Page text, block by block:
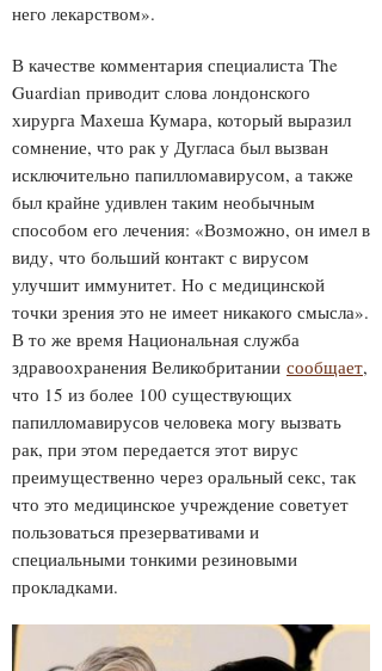
него лекарством».
В качестве комментария специалиста The
Guardian приводит слова лондонского
хирурга Махеша Кумара, который выразил
сомнение, что рак у Дугласа был вызван
исключительно папилломавирусом, а также
был крайне удивлен таким необычным
способом его лечения: «Возможно, он имел в
виду, что больший контакт с вирусом
улучшит иммунитет. Но с медицинской
точки зрения это не имеет никакого смысла».
В то же время Национальная служба
здравоохранения Великобритании сообщает,
что 15 из более 100 существующих
папилломавирусов человека могу вызвать
рак, при этом передается этот вирус
преимущественно через оральный секс, так
что это медицинское учреждение советует
пользоваться презервативами и
специальными тонкими резиновыми
прокладками.